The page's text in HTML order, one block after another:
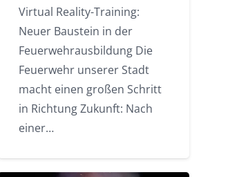
Virtual Reality-Training:
Neuer Baustein in der
Feuerwehrausbildung Die
Feuerwehr unserer Stadt
macht einen großen Schritt
in Richtung Zukunft: Nach
einer…